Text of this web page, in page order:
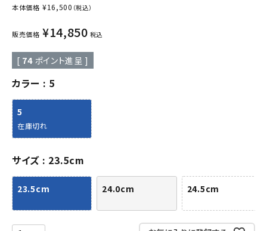
本体価格 ¥16,500 （税込）
販売価格 ¥14,850 税込
[ 74 ポイント進呈 ]
カラー 5
5
在庫切れ
サイズ 23.5cm
23.5cm 24.0cm 24.5cm